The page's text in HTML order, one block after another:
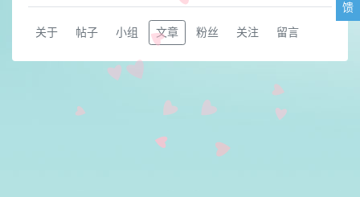
关于 帖子 小组 文章 粉丝 关注 留言
馈